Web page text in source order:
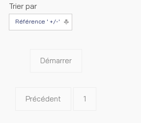
Trier par
Référence ' +/-'
Démarrer
Précédent 1